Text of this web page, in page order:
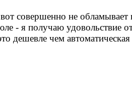
совершенно не обламывает
- я получаю удовольствие
дешевле чем автоматическая